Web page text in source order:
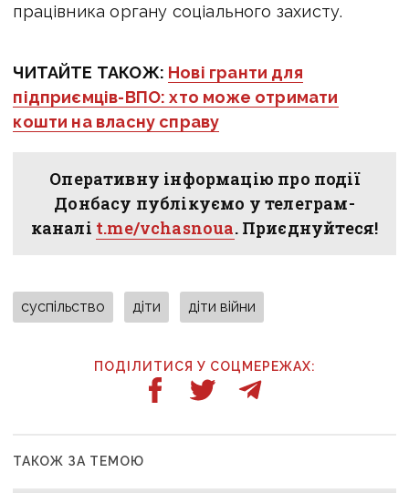
працівника органу соціального захисту.
ЧИТАЙТЕ ТАКОЖ: Нові гранти для
підприємців-ВПО: хто може отримати
кошти на власну справу
Оперативну інформацію про події
Донбасу публікуємо у телеграм-
каналі t.me/vchasnoua. Приєднуйтеся!
суспільство діти діти війни
ПОДІЛИТИСЯ У СОЦМЕРЕЖАХ:
ТАКОЖ ЗА ТЕМОЮ